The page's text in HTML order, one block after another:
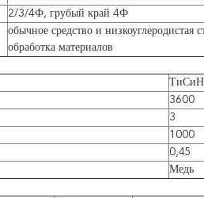
2/3/4Ф, грубый край 4Ф
обычное средство и низкоуглеродистая
обработка материалов
ТиСиН
3600
3
1000
0,45
Медь